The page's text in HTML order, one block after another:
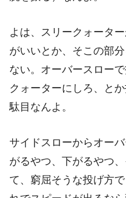
よは、スリークォータ
がいいとか、そこの部
ない。オーバースロー
クォーターにしろ、と
駄目なんよ。
サイドスローからオー
がるやつ、下がるやつ
て、窮屈そうな投げ方